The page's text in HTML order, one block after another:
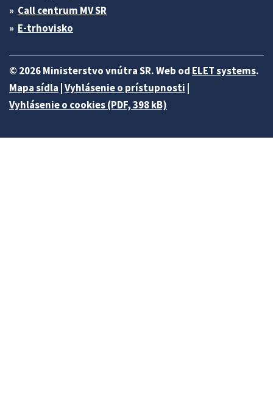
Call centrum MV SR
E-trhovisko
© 2026 Ministerstvo vnútra SR. Web od ELET systems.
Mapa sídla Vyhlásenie o prístupnosti
Vyhlásenie o cookies (PDF, 398 kB)